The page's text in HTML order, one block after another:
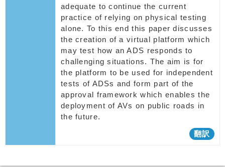
adequate to continue the current
practice of relying on physical testing
alone. To this end this paper discusses
the creation of a virtual platform which
may test how an ADS responds to
challenging situations. The aim is for
the platform to be used for independent
tests of ADSs and form part of the
approval framework which enables the
deployment of AVs on public roads in
the future.
翻訳